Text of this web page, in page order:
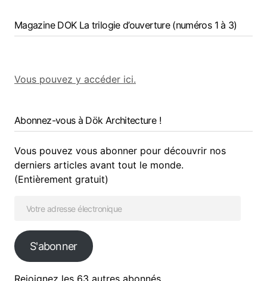
Magazine DOK La trilogie d’ouverture (numéros 1 à 3)
Vous pouvez y accéder ici.
Abonnez-vous à Dök Architecture !
Vous pouvez vous abonner pour découvrir nos
derniers articles avant tout le monde.
(Entièrement gratuit)
S'abonner
Rejoignez les 63 autres abonnés